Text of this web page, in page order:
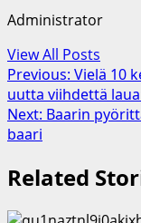
Administrator
View All Posts
Post
navigation
Previous: Vielä 10
uutta viihdettä
Next: Baarin
baari
Related